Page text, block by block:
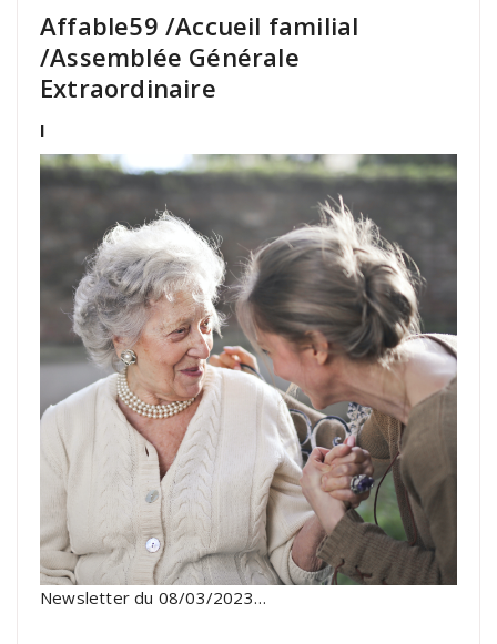
Affable59 /Accueil familial
/Assemblée Générale
Extraordinaire
l
Newsletter du 08/03/2023…